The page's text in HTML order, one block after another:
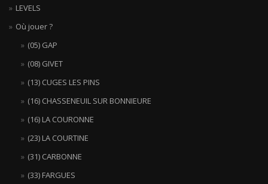
LEVELS
Où jouer ?
(05) GAP
(08) GIVET
(13) CUGES LES PINS
(16) CHASSENEUIL SUR BONNIEURE
(16) LA COURONNE
(23) LA COURTINE
(31) CARBONNE
(33) FARGUES